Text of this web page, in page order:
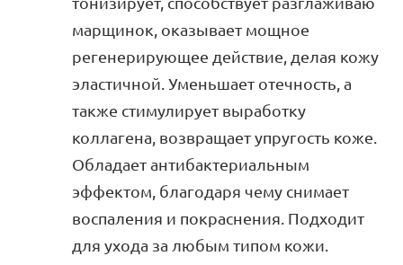
марщинок, оказывает мощное
регенерирующее действие, делая кожу
эластичной. Уменьшает отечность, а
также стимулирует выработку
коллагена, возвращает упругость коже.
Обладает антибактериальным
эффектом, благодаря чему снимает
воспаления и покраснения. Подходит
для ухода за любым типом кожи.